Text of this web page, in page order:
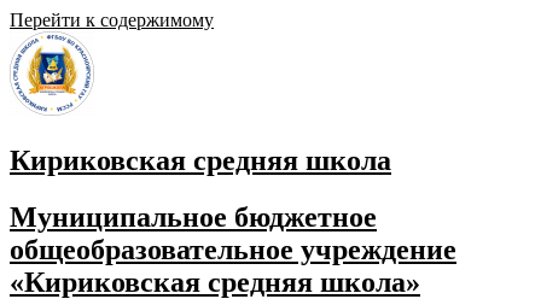
Перейти к содержимому
Кириковская средняя школа
Муниципальное бюджетное
общеобразовательное учреждение
«Кириковская средняя школа»